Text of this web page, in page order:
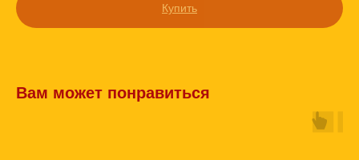
Купить
Вам может понравиться